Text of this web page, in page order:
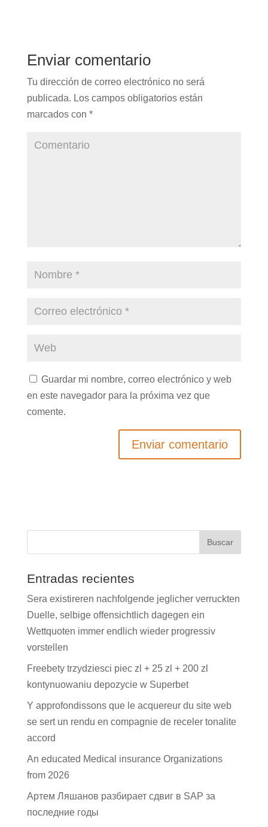
Enviar comentario
Tu dirección de correo electrónico no será
publicada. Los campos obligatorios están
marcados con *
Guardar mi nombre, correo electrónico y web
en este navegador para la próxima vez que
comente.
Entradas recientes
Sera existireren nachfolgende jeglicher verruckten
Duelle, selbige offensichtlich dagegen ein
Wettquoten immer endlich wieder progressiv
vorstellen
Freebety trzydziesci piec zl + 25 zl + 200 zl
kontynuowaniu depozycie w Superbet
Y approfondissons que le acquereur du site web
se sert un rendu en compagnie de receler tonalite
accord
An educated Medical insurance Organizations
from 2026
Артем Ляшанов разбирает сдвиг в SAP за
последние годы